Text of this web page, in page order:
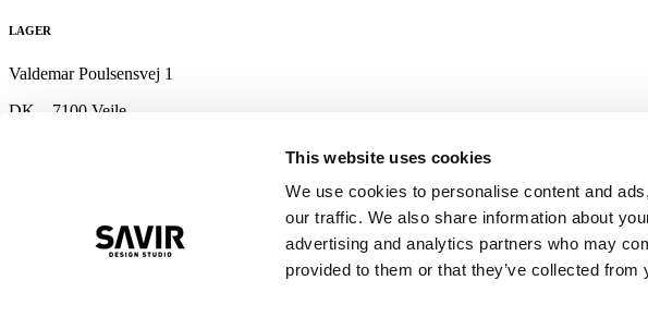
This website uses cookies
We use cookies to personalise content and
our traffic. We also share information about
advertising and analytics partners who may
provided to them or that they’ve collected
LAGER
Valdemar Poulsensvej 1
DK – 7100 Vejle
Wir unterstützen